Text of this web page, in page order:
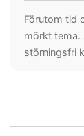
Förutom tid
mörkt tema.
störningsfri